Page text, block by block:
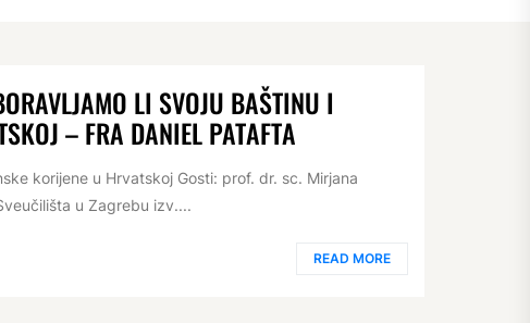
LI SVOJU BAŠTINU I
– FRA DANIEL PATAFTA
korijene u Hrvatskoj Gosti: prof. dr. sc. Mirjana
u Zagrebu izv....
READ MORE